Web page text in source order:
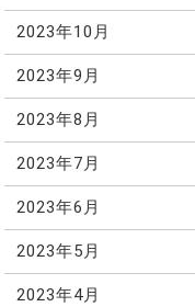
2023年10月
2023年9月
2023年8月
2023年7月
2023年6月
2023年5月
2023年4月